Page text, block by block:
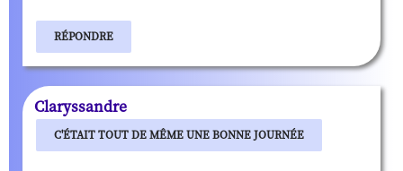
RÉPONDRE
Claryssandre
C'ÉTAIT TOUT DE MÊME UNE BONNE JOURNÉE